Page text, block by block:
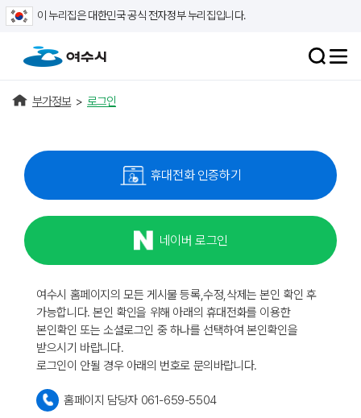
이 누리집은 대한민국 공식 전자정부 누리집입니다.
부가정보 > 로그인
휴대전화 인증하기
네이버 로그인
여수시 홈페이지의 모든 게시물 등록,수정,삭제는 본인 확인 후
가능합니다. 본인 확인을 위해 아래의 휴대전화를 이용한
본인확인 또는 소셜로그인 중 하나를 선택하여 본인확인을
받으시기 바랍니다.
로그인이 안될 경우 아래의 번호로 문의바랍니다.
홈페이지 담당자 061-659-5504